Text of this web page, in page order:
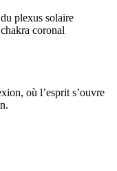
plexus solaire
coronal
où l’esprit s’ouvre